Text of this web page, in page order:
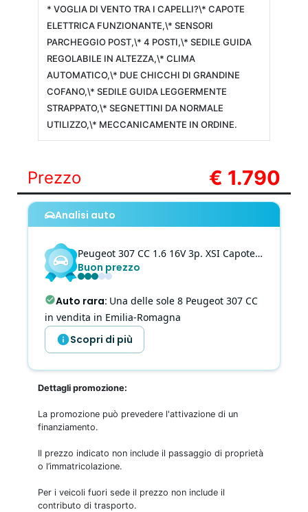
* VOGLIA DI VENTO TRA I CAPELLI?\* CAPOTE
ELETTRICA FUNZIONANTE,\* SENSORI
PARCHEGGIO POST,\* 4 POSTI,\* SEDILE GUIDA
REGOLABILE IN ALTEZZA,\* CLIMA
AUTOMATICO,\* DUE CHICCHI DI GRANDINE
COFANO,\* SEDILE GUIDA LEGGERMENTE
STRAPPATO,\* SEGNETTINI DA NORMALE
UTILIZZO,\* MECCANICAMENTE IN ORDINE.
Prezzo € 1.790
Analisi auto
Peugeot 307 CC 1.6 16V 3p. XSI Capote Elettric, CLIMA AUTO
Buon prezzo
Auto rara: Una delle sole 8 Peugeot 307 CC
in vendita in Emilia-Romagna
Scopri di più
Dettagli promozione:
La promozione può prevedere l'attivazione di un
finanziamento.
Il prezzo indicato non include il passaggio di proprietà
o l’immatricolazione.
Per i veicoli fuori sede il prezzo non include il
contributo di trasporto.